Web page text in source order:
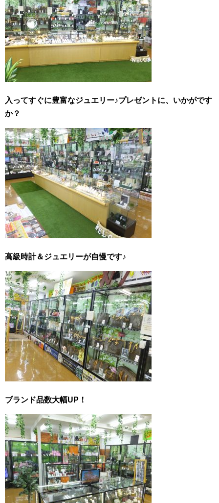
入ってすぐに豊富なジュエリー♪プレゼントに、いかがです
か？
高級時計＆ジュエリーが自慢です♪
ブランド品数大幅UP！